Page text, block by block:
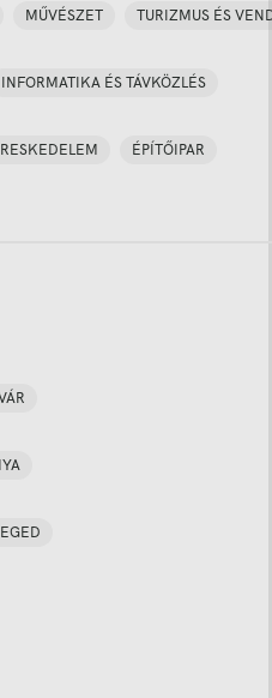
MŰVÉSZET TURIZMUS ÉS
INFORMATIKA ÉS TÁVKÖZLÉS
ÉPÍTŐIPAR